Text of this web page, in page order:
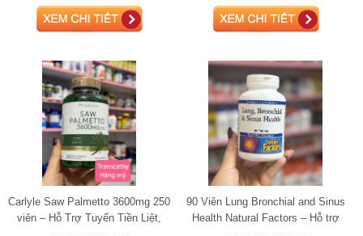
Carlyle Saw Palmetto 3600mg 250
viên – Hỗ Trợ Tuyến Tiền Liệt,
90 Viên Lung Bronchial and Sinus
Health Natural Factors – Hỗ trợ